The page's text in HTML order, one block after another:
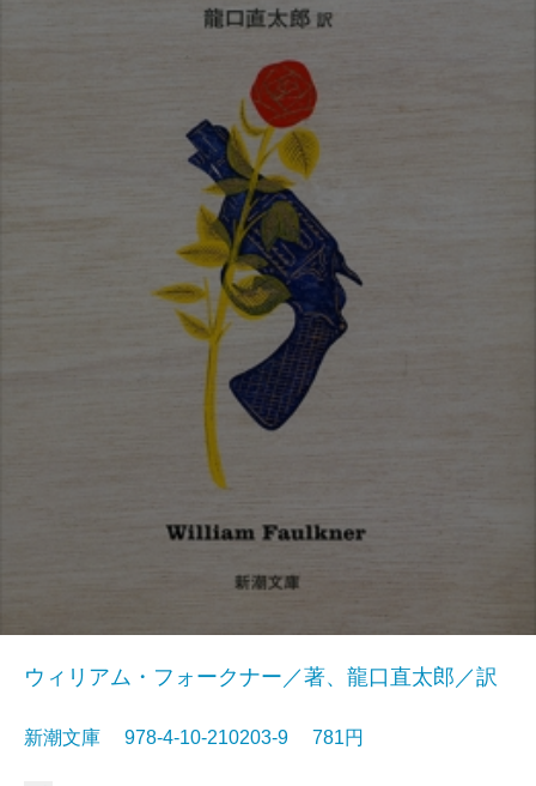
ウィリアム・フォークナー／著、龍口直太郎／訳
新潮文庫 978-4-10-210203-9 781円